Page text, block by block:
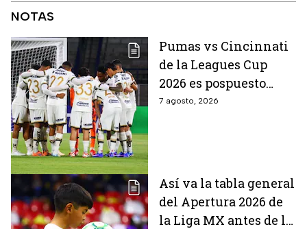
NOTAS
Pumas vs Cincinnati
de la Leagues Cup
2026 es pospuesto
hasta nuevo aviso
7 agosto, 2026
Así va la tabla general
del Apertura 2026 de
la Liga MX antes de la